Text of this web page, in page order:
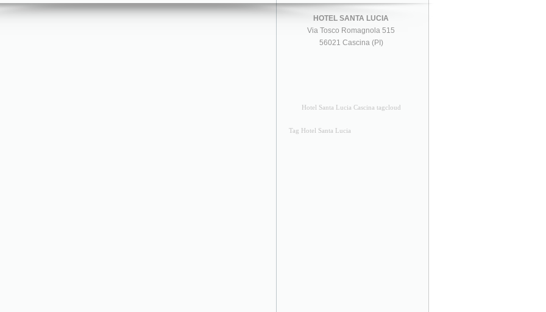
HOTEL SANTA LUCIA
Via Tosco Romagnola 515
56021 Cascina (PI)
Hotel Santa Lucia Cascina tagcloud
Tag Hotel Santa Lucia